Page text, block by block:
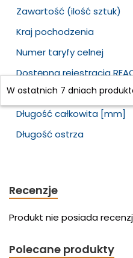
Zawartość (ilość sztuk)
Kraj pochodzenia
Numer taryfy celnej
Dostępna rejestracja
Waga netto [kg]
Długość całkowita [mm]
Długość ostrza
Recenzje
Produkt nie posiada
Polecane produkty
W ostatnich 7 dniach